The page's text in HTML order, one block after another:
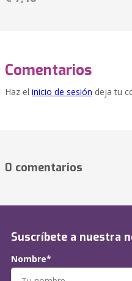
Comentarios
Haz el inicio de sesión deja tu
0 comentarios
Suscríbete a nuestra
Nombre*